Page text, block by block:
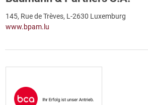
145, Rue de Trèves, L-2630 Luxemburg
www.bpam.lu